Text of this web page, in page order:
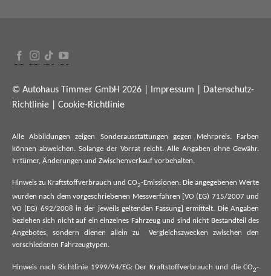
© Autohaus Timmer GmbH 2026 | Impressum
Datenschutz-
Richtlinie
Cookie-Richtlinie
Alle Abbildungen zeigen Sonderausstattungen gegen Mehrpreis. Farben
können abweichen. Solange der Vorrat reicht. Alle Angaben ohne Gewähr.
Irrtümer, Änderungen und Zwischenverkauf vorbehalten.
Hinweis zu Kraftstoffverbrauch und CO2-Emissionen: Die angegebenen Werte
wurden nach dem vorgeschriebenen Messverfahren [VO (EG) 715/2007 und
VO (EG) 692/2008 in der jeweils geltenden Fassung] ermittelt. Die Angaben
beziehen sich nicht auf ein einzelnes Fahrzeug und sind nicht Bestandteil des
Angebotes, sondern dienen allein zu Vergleichszwecken zwischen den
verschiedenen Fahrzeugtypen.
Hinweis nach Richtlinie 1999/94/EG: Der Kraftstoffverbrauch und die CO2-